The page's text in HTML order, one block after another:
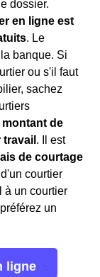
dossier.
en ligne est
. Le
banque. Si
ou s'il faut
sachez
de
. Il est
de courtage
courtier
à un courtier
un
ligne